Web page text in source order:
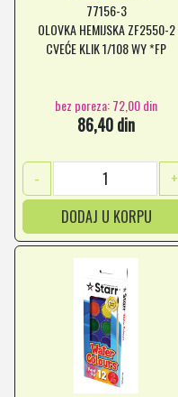
77156-3
OLOVKA HEMIJSKA ZF2550-2
CVEĆE KLIK 1/108 WY *FP
bez poreza: 72,00 din
86,40 din
-
+
DODAJ U KORPU